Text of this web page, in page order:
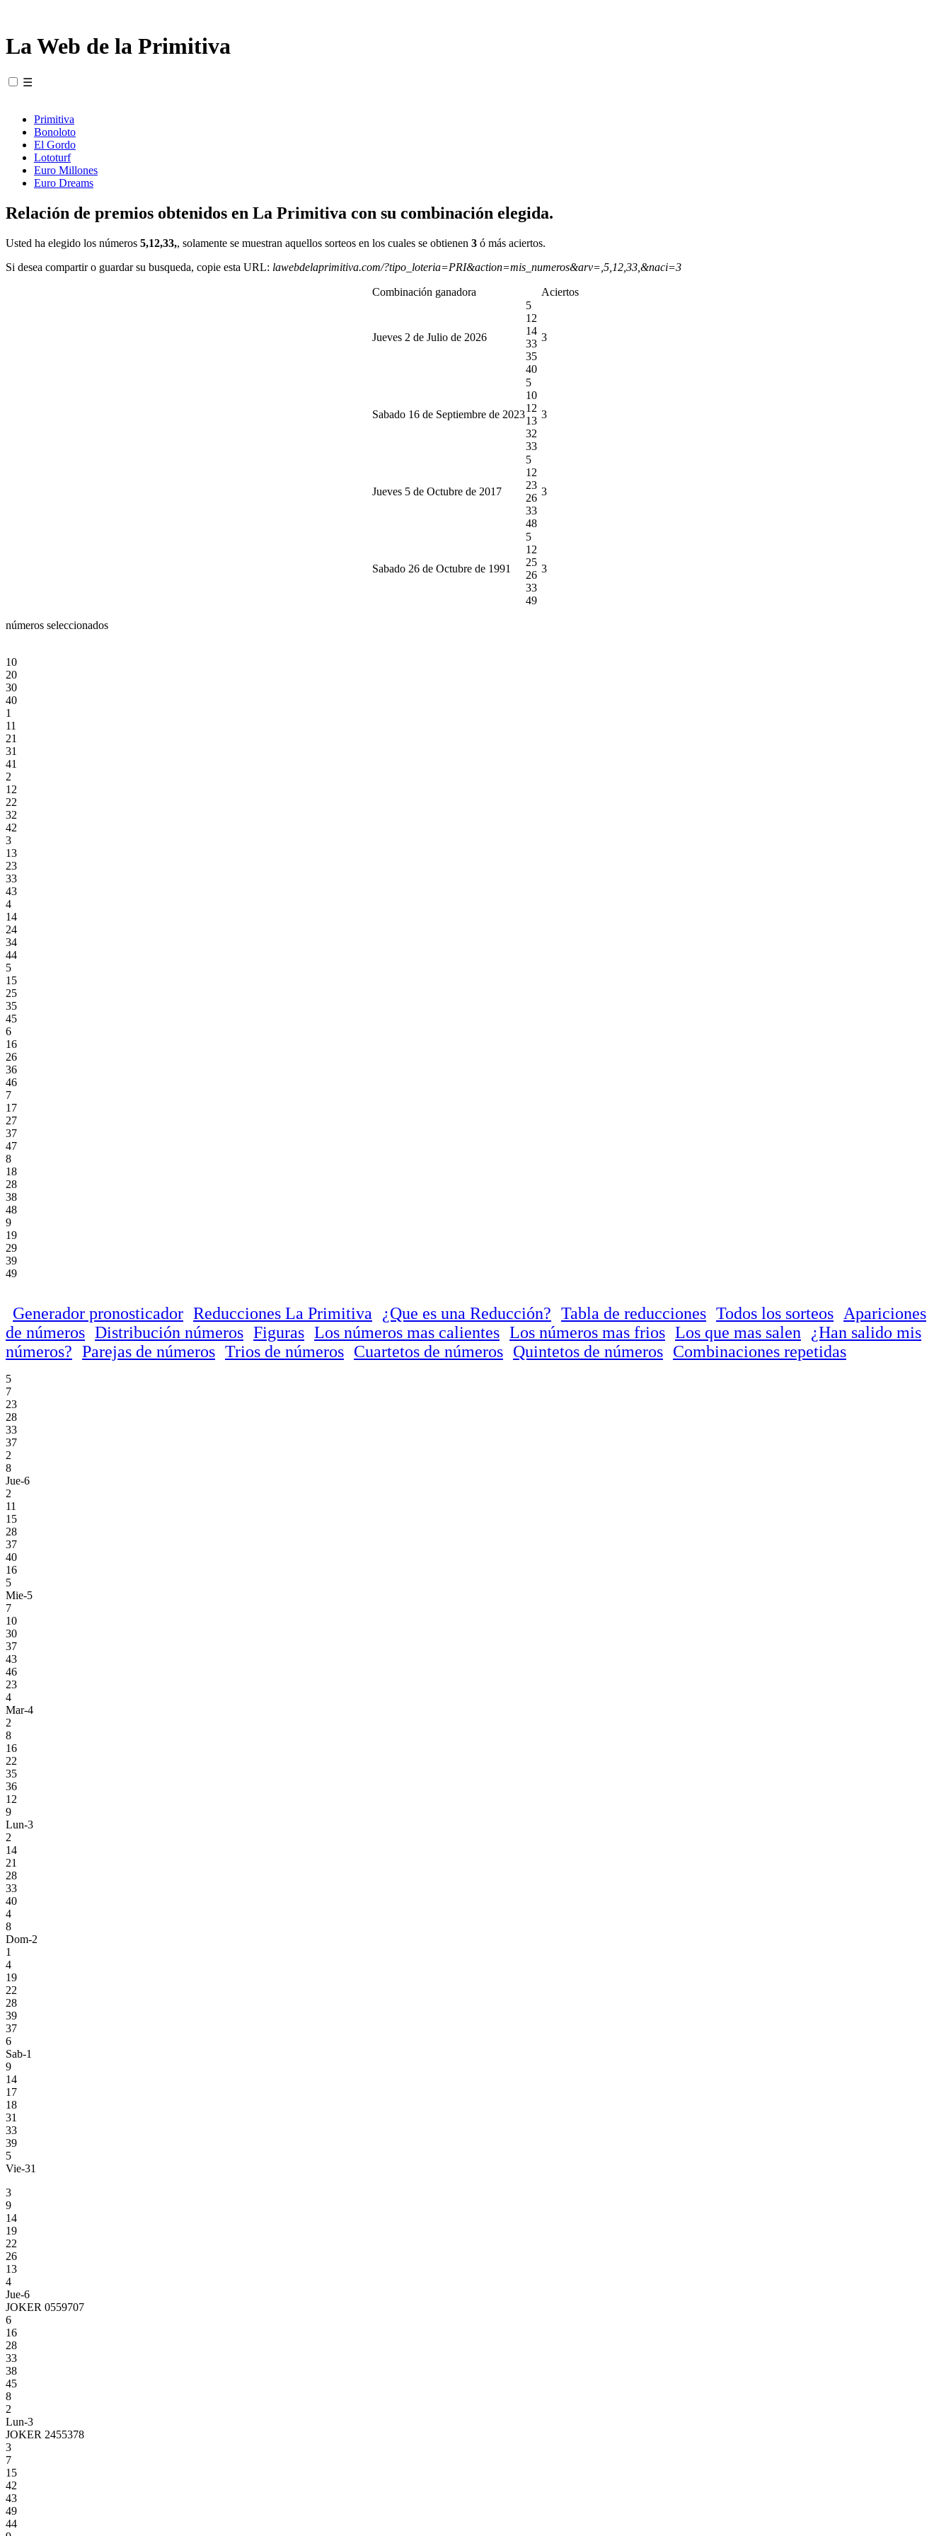
La Web de la Primitiva
☰
Primitiva
Bonoloto
El Gordo
Lototurf
Euro Millones
Euro Dreams
Relación de premios obtenidos en La Primitiva con su combinación elegida.
Usted ha elegido los números 5,12,33,, solamente se muestran aquellos sorteos en los cuales se obtienen 3 ó más aciertos.
Si desea compartir o guardar su busqueda, copie esta URL: lawebdelaprimitiva.com/?tipo_loteria=PRI&action=mis_numeros&arv=,5,12,33,&naci=3
Combinación ganadora Aciertos
Jueves 2 de Julio de 2026
5
12
14
33
35
40
3
Sabado 16 de Septiembre de 2023
5
10
12
13
32
33
3
Jueves 5 de Octubre de 2017
5
12
23
26
33
48
3
Sabado 26 de Octubre de 1991
5
12
25
26
33
49
3
números seleccionados
10
20
30
40
1
11
21
31
41
2
12
22
32
42
3
13
23
33
43
4
14
24
34
44
5
15
25
35
45
6
16
26
36
46
7
17
27
37
47
8
18
28
38
48
9
19
29
39
49
Generador pronosticador Reducciones La Primitiva ¿Que es una Reducción? Tabla de reducciones Todos los sorteos
Apariciones
de números Distribución números Figuras Los números mas calientes Los números mas frios Los que mas salen
¿Han salido mis
números? Parejas de números Trios de números Cuartetos de números Quintetos de números Combinaciones repetidas
5
7
23
28
33
37
2
8
Jue-6
2
11
15
28
37
40
16
5
Mie-5
7
10
30
37
43
46
23
4
Mar-4
2
8
16
22
35
36
12
9
Lun-3
2
14
21
28
33
40
4
8
Dom-2
1
4
19
22
28
39
37
6
Sab-1
9
14
17
18
31
33
39
5
Vie-31
3
9
14
19
22
26
13
4
Jue-6
JOKER 0559707
6
16
28
33
38
45
8
2
Lun-3
JOKER 2455378
3
7
15
42
43
49
44